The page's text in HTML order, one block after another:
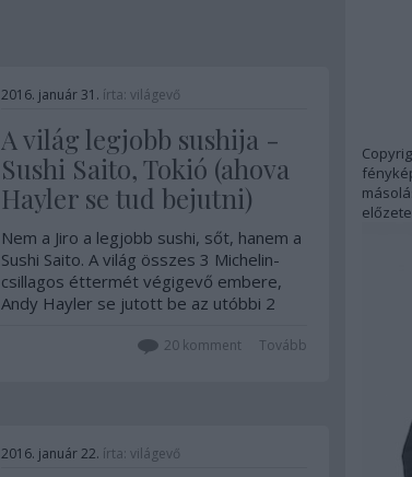
2016. január 31. írta: világevő
A világ legjobb sushija -
Sushi Saito, Tokió (ahova
Hayler se tud bejutni)
Nem a Jiro a legjobb sushi, sőt, hanem a
Sushi Saito. A világ összes 3 Michelin-
csillagos éttermét végigevő embere,
Andy Hayler se jutott be az utóbbi 2
Megmutatom, hogy milyen!
Tovább
20komment
2016. január 22. írta: világevő